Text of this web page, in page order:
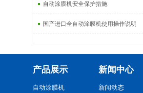
自动涂膜机安全保护措施
国产进口全自动涂膜机使用操作说明
产品展示
自动涂膜机
新闻中心
新闻动态